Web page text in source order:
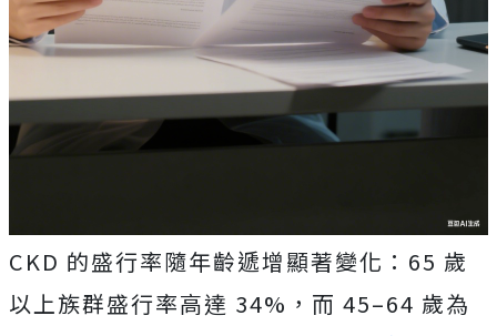
CKD 的盛行率隨年齡遞增顯著變化：65 歲
以上族群盛行率高達 34%，而 45–64 歲為